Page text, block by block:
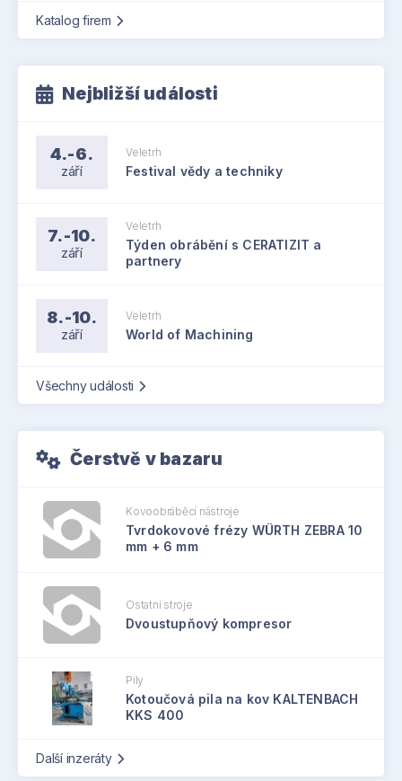
Katalog firem
Nejbližší události
4.-6.
září
Veletrh
Festival vědy a techniky
7.-10.
září
Veletrh
Týden obrábění s CERATIZIT a
partnery
8.-10.
září
Veletrh
World of Machining
Všechny události
Čerstvě v bazaru
Kovoobráběcí nástroje
Tvrdokovové frézy WÜRTH ZEBRA 10
mm + 6 mm
Ostatní stroje
Dvoustupňový kompresor
Pily
Kotoučová pila na kov KALTENBACH
KKS 400
Další inzeráty